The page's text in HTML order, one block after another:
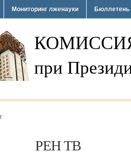
Мониторинг лженауки Бюллетень
при
РЕН ТВ